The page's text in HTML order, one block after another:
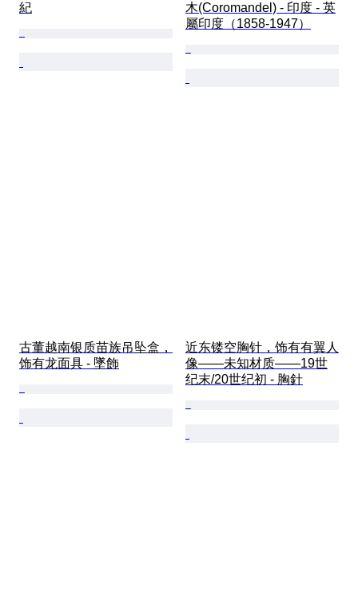
紀
木(Coromandel) - 印度 - 英
屬印度（1858-1947）
古董越南银质苗族吊坠盒，
饰有龙面具 - 墜飾
近东镂空胸针，饰有有翼人
像——未知材质——19世
纪末/20世纪初 - 胸針